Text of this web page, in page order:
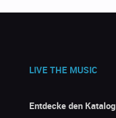
LIVE THE MUSIC
Entdecke den Katalog